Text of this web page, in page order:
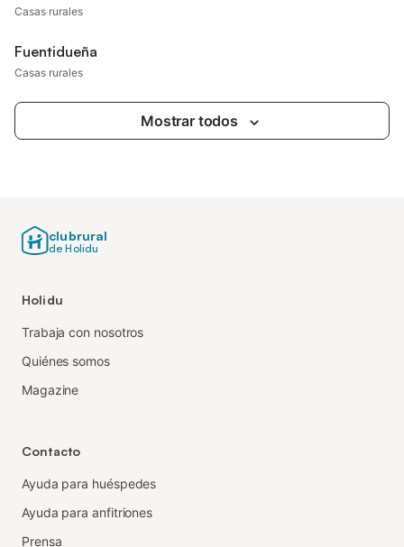
Casas rurales
Fuentidueña
Casas rurales
Mostrar todos
clubrural
de Holidu
Holidu
Trabaja con nosotros
Quiénes somos
Magazine
Contacto
Ayuda para huéspedes
Ayuda para anfitriones
Prensa